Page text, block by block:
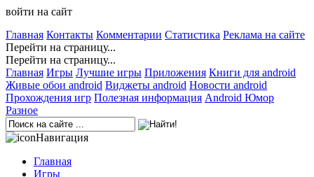
войти на сайт
Главная Контакты Комментарии Статистика Реклама на сайте
Перейти на страницу...
Перейти на страницу...
Главная Игры Лучшие игры Приложения Книги для android
Живые обои android Виджеты android Новости android
Прохождения игр Полезная информация Android Юмор
Разное
Навигация
Главная
Игры